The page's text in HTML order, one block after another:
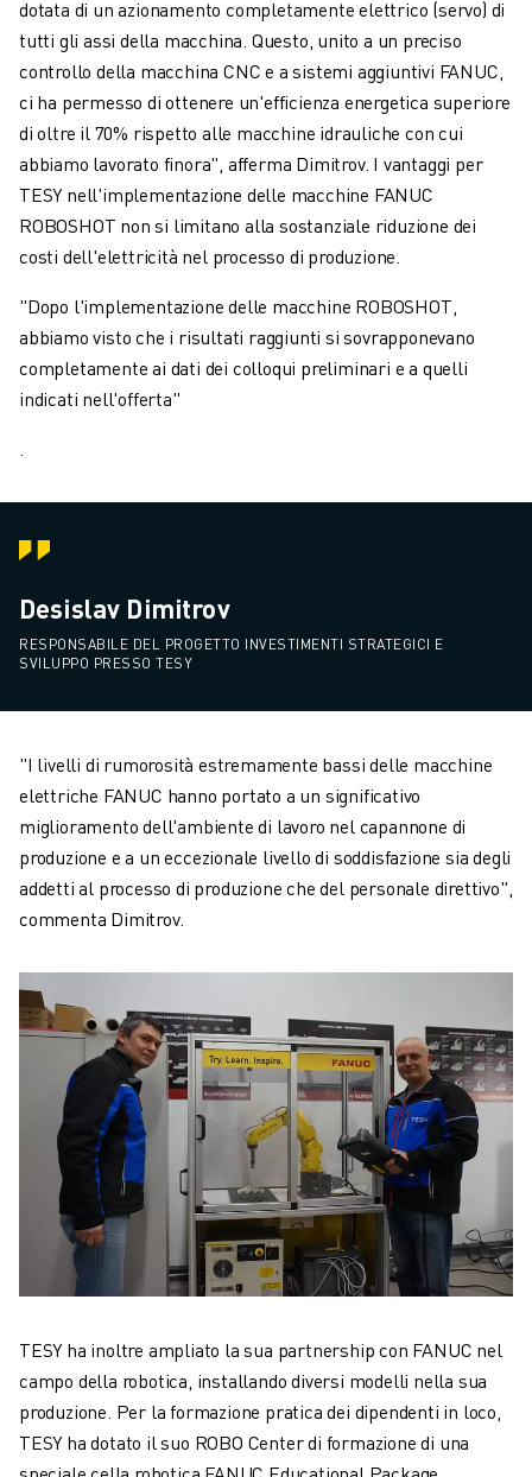
dotata di un azionamento completamente elettrico (servo) di
tutti gli assi della macchina. Questo, unito a un preciso
controllo della macchina CNC e a sistemi aggiuntivi FANUC,
ci ha permesso di ottenere un'efficienza energetica superiore
di oltre il 70% rispetto alle macchine idrauliche con cui
abbiamo lavorato finora", afferma Dimitrov. I vantaggi per
TESY nell'implementazione delle macchine FANUC
ROBOSHOT non si limitano alla sostanziale riduzione dei
costi dell'elettricità nel processo di produzione.
"Dopo l'implementazione delle macchine ROBOSHOT,
abbiamo visto che i risultati raggiunti si sovrapponevano
completamente ai dati dei colloqui preliminari e a quelli
indicati nell'offerta"
Desislav Dimitrov
RESPONSABILE DEL PROGETTO INVESTIMENTI STRATEGICI E
SVILUPPO PRESSO TESY
"I livelli di rumorosità estremamente bassi delle macchine
elettriche FANUC hanno portato a un significativo
miglioramento dell'ambiente di lavoro nel capannone di
produzione e a un eccezionale livello di soddisfazione sia degli
addetti al processo di produzione che del personale direttivo",
commenta Dimitrov.
TESY ha inoltre ampliato la sua partnership con FANUC nel
campo della robotica, installando diversi modelli nella sua
produzione. Per la formazione pratica dei dipendenti in loco,
TESY ha dotato il suo ROBO Center di formazione di una